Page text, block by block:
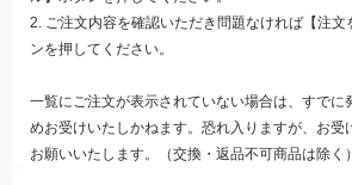
2. ご注文内容を確認いただき問題なければ【注文
ンを押してください。
一覧にご注文が表示されていない場合は、すでに
めお受けいたしかねます。恐れ入りますが、お受
お願いいたします。（交換・返品不可商品は除く）